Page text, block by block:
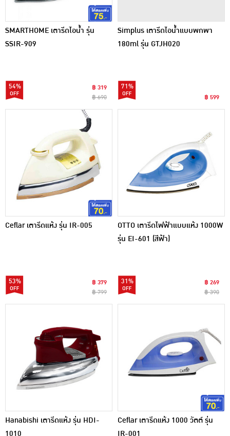
SMARTHOME เตารีดไอน้ำ รุ่น
SSIR-909
54%
฿ 319
฿ 690
Simplus เตารีดไอน้ำแบบพกพา
180ml รุ่น GTJH020
71%
฿ 599
Ceflar เตารีดแห้ง รุ่น IR-005
53%
฿ 379
฿ 799
OTTO เตารีดไฟฟ้าแบบแห้ง 1000W
รุ่น EI-601 (สีฟ้า)
31%
฿ 269
฿ 390
Hanabishi เตารีดแห้ง รุ่น HDI-
1010
Ceflar เตารีดแห้ง 1000 วัตต์ รุ่น
IR-001